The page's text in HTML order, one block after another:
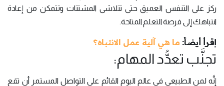
ركز على التنفس العميق حتى تتلاشى المشتتات وتتمكن من إعادة
انتباهك إلى فرصة التعلم المتاحة.
إقرأ أيضاً: ما هي آلية عمل الانتباه؟
تجنَّب تعدُّد المهام:
إنَّه لمن الطبيعي في عالم اليوم القائم على التواصل المستمر أن تقع